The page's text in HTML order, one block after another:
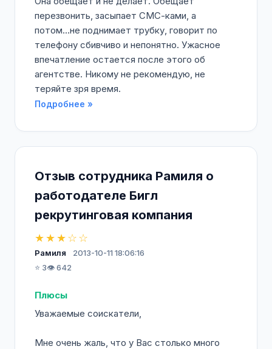
перезвонить, засыпает СМС-ками, а
потом...не поднимает трубку, говорит по
телефону сбивчиво и непонятно. Ужасное
впечатление остается после этого об
агентстве. Никому не рекомендую, не
теряйте зря время.
Подробнее »
Отзыв сотрудника Рамиля о
работодателе Бигл
рекрутинговая компания
★★★☆☆
Рамиля
2013-10-11 18:06:16
⭐ 3👁️ 642
Плюсы
Уважаемые соискатели,
Мне очень жаль, что у Вас столько много